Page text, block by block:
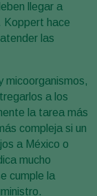
llegar a
Koppert hace
las
micoorganismos,
a los
la tarea más
compleja si un
a México o
mucho
cumple la